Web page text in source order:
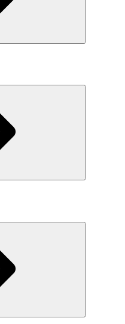
取り組み（日本）
り組み（米国/英語）
リー
報
トア利用規約
ーポリシー
に基づく表示
基づく表示